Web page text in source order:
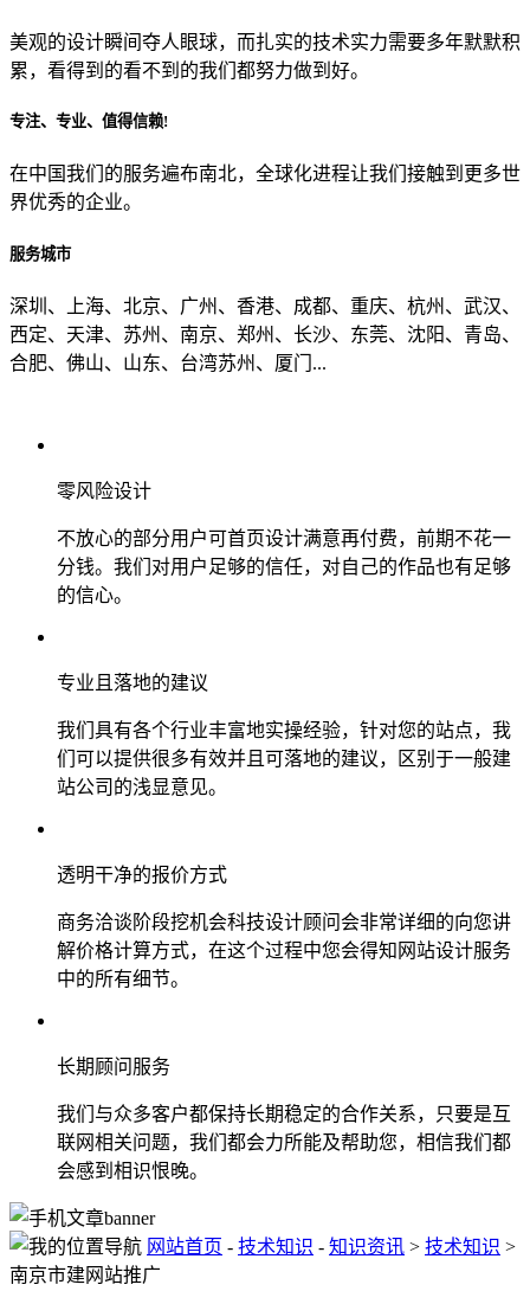
目前主要的营销渠道是？
美观的设计瞬间夺人眼球，而扎实的技术实力需要多年默默积
累，看得到的看不到的我们都努力做到好。
专注、专业、值得信赖!
在中国我们的服务遍布南北，全球化进程让我们接触到更多世
界优秀的企业。
服务城市
深圳、上海、北京、广州、香港、成都、重庆、杭州、武汉、
西定、天津、苏州、南京、郑州、长沙、东莞、沈阳、青岛、
合肥、佛山、山东、台湾苏州、厦门...
零风险设计
不放心的部分用户可首页设计满意再付费，前期不花一
分钱。我们对用户足够的信任，对自己的作品也有足够
的信心。
专业且落地的建议
我们具有各个行业丰富地实操经验，针对您的站点，我
们可以提供很多有效并且可落地的建议，区别于一般建
站公司的浅显意见。
透明干净的报价方式
商务洽谈阶段挖机会科技设计顾问会非常详细的向您讲
解价格计算方式，在这个过程中您会得知网站设计服务
中的所有细节。
长期顾问服务
我们与众多客户都保持长期稳定的合作关系，只要是互
联网相关问题，我们都会力所能及帮助您，相信我们都
会感到相识恨晚。
网站首页 - 技术知识 - 知识资讯 > 技术知识 >
南京市建网站推广